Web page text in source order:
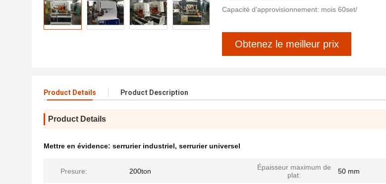
Capacité d'approvisionnement: mois 60set/
Obtenez le meilleur prix
Product Details Product Description
Product Details
Mettre en évidence: serrurier industriel, serrurier universel
Presure: 200ton
Épaisseur maximum de
plat:
50 mm